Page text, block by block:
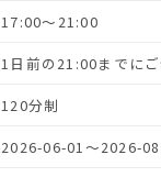
17:00〜21:00
1日前の21:00までに
120分制
2026-06-01〜2026-